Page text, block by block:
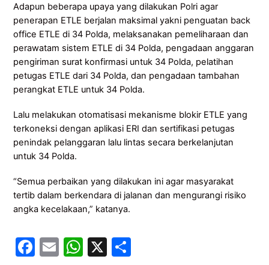
Adapun beberapa upaya yang dilakukan Polri agar
penerapan ETLE berjalan maksimal yakni penguatan back
office ETLE di 34 Polda, melaksanakan pemeliharaan dan
perawatam sistem ETLE di 34 Polda, pengadaan anggaran
pengiriman surat konfirmasi untuk 34 Polda, pelatihan
petugas ETLE dari 34 Polda, dan pengadaan tambahan
perangkat ETLE untuk 34 Polda.
Lalu melakukan otomatisasi mekanisme blokir ETLE yang
terkoneksi dengan aplikasi ERI dan sertifikasi petugas
penindak pelanggaran lalu lintas secara berkelanjutan
untuk 34 Polda.
“Semua perbaikan yang dilakukan ini agar masyarakat
tertib dalam berkendara di jalanan dan mengurangi risiko
angka kecelakaan,” katanya.
F
E
W X